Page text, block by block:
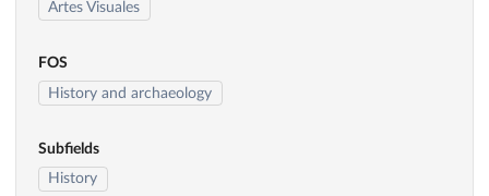
Artes Visuales
FOS
History and archaeology
Subfields
History